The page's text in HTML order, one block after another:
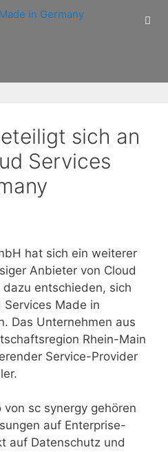
sich an
Services
hat sich ein weiterer
Anbieter von Cloud
entschieden, sich
Made in
Das Unternehmen aus
Rhein-Main
Service-Provider
sc synergy gehören
auf Enterprise-
auf Datenschutz und